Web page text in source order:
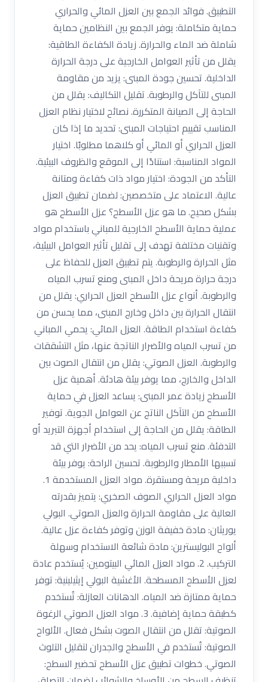
التطبيق. فوائد الجمع بين العزل المائي والحراري
حماية متكاملة: يوفر الجمع بين النظامين حماية
شاملة ضد الماء والحرارة. زيادة الكفاءة الطاقية:
يقلل من تأثير العوامل الخارجية على درجة الحرارة
الداخلية. تحسين جودة المبنى: يزيد من مقاومة
المبنى للتآكل والرطوبة. تقليل التكاليف: يقلل من
الحاجة إلى الصيانة المتكررة. نصائح لاختيار نظام العزل
المناسب تقييم احتياجات المبنى: تحديد ما إذا كان
العزل الحراري أو المائي أو كلاهما مطلوبًا. اختيار
المواد المناسبة: استنادًا إلى الموقع والظروف البيئية.
التأكد من الجودة: اختيار مواد ذات كفاءة ومتانة
عالية. الاعتماد على متخصصين: لضمان تطبيق العزل
بشكل صحيح. ما هو عزل الأسطح؟ عزل الأسطح هو
عملية حماية الأسطح الخارجية للمباني باستخدام مواد
وتقنيات مختلفة تهدف إلى تقليل تأثير العوامل البيئية،
مثل الحرارة والرطوبة. يتم تطبيق العزل للحفاظ على
درجة حرارة مريحة داخل المبنى ومنع تسرب المياه
والرطوبة. أنواع عزل الأسطح العزل الحراري: يقلل من
انتقال الحرارة بين داخل وخارج المبنى، مما يحسن من
كفاءة استخدام الطاقة. العزل المائي: يحمي المباني
من تسرب المياه والأضرار الناتجة عنها، مثل التشققات
والرطوبة. العزل الصوتي: يقلل من انتقال الصوت بين
الداخل والخارج، مما يوفر بيئة هادئة. أهمية عزل
الأسطح زيادة عمر المبنى: يساعد العزل في حماية
الأسطح من التآكل الناتج عن العوامل الجوية. توفير
الطاقة: يقلل من الحاجة إلى استخدام أجهزة التبريد أو
التدفئة. منع تسرب المياه: يحد من الأضرار التي قد
تسببها الأمطار والرطوبة. تحسين الراحة: يوفر بيئة
داخلية مريحة ومستقرة. مواد العزل المستخدمة 1.
مواد العزل الحراري الصوف الصخري: يتميز بقدرته
العالية على مقاومة الحرارة والعزل الصوتي. البولي
يوريثان: مادة خفيفة الوزن وتوفر كفاءة عزل عالية.
ألواح البوليسترين: مادة شائعة الاستخدام وسهلة
التركيب. 2. مواد العزل المائي البيتومين: يُستخدم عادة
لعزل الأسطح المسطحة. الأغشية البولي إيثيلينية: توفر
حماية ممتازة ضد المياه. الدهانات العازلة: تُستخدم
كطبقة حماية إضافية. 3. مواد العزل الصوتي الرغوة
الصوتية: تقلل من انتقال الصوت بشكل فعال. الألواح
الصوتية: تُستخدم في الأسطح والجدران لتقليل التلوث
الصوتي. خطوات تطبيق عزل الأسطح تحضير السطح: